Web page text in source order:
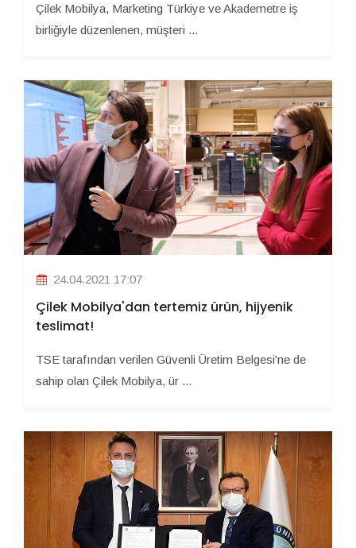
Çilek Mobilya, Marketing Türkiye ve Akademetre iş
birliğiyle düzenlenen, müşteri ...
24.04.2021 17:07
Çilek Mobilya'dan tertemiz ürün, hijyenik
teslimat!
TSE tarafından verilen Güvenli Üretim Belgesi'ne de
sahip olan Çilek Mobilya, ür ...